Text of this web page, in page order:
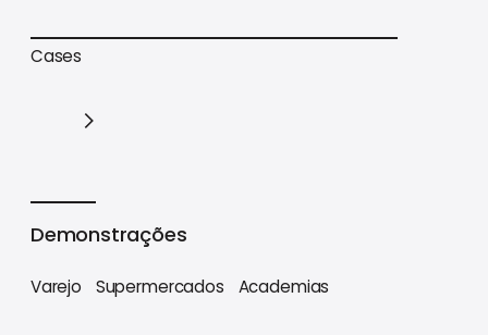
Trilhas de conteúdo
Cases
Demonstrações
Varejo Supermercados Academias